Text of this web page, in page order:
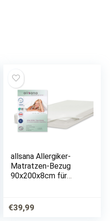
allsana Allergiker-
Matratzen-Bezug
90x200x8cm für
Topperbezug für
Allergiker bei
€39,99